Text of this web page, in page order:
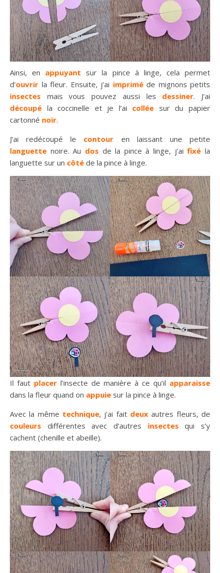
Ainsi, en appuyant sur la pince à linge, cela permet
d’ouvrir la fleur. Ensuite, j’ai imprimé de mignons petits
insectes
mais vous pouvez aussi les dessiner. J’ai
découpé la coccinelle et je l’ai collée sur du papier
cartonné noir.
J’ai redécoupé le contour
en laissant une petite
languette noire. Au dos de la pince à linge, j’aifixé la
languette sur un côté de la pince à linge.
Il faut placer l’insecte de manière à ce qu’il apparaisse
dans la fleur quand on appuie sur la pince à linge.
Avec la même technique, j’ai fait deux autres fleurs, de
couleurs
différentes avec d’autres insectes
qui s’y
cachent (chenille et abeille).